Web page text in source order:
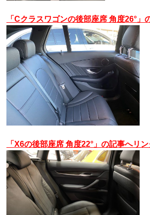
「Cクラスワゴンの後部座席 角度26°」
「X6の後部座席 角度22°」の記事へリン